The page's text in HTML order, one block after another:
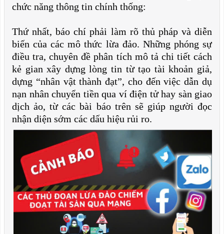
chức năng thông tin chính thống:
Thứ nhất, báo chí phải làm rõ thủ pháp và diễn
biến của các mô thức lừa đảo. Những phóng sự
điều tra, chuyên đề phân tích mô tả chi tiết cách
kẻ gian xây dựng lòng tin từ tạo tài khoản giả,
dựng “nhân vật thành đạt”, cho đến việc dẫn dụ
nạn nhân chuyển tiền qua ví điện tử hay sàn giao
dịch ảo, từ các bài báo trên sẽ giúp người đọc
nhận diện sớm các dấu hiệu rủi ro.